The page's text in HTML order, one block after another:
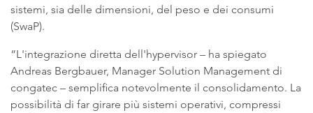
sistemi, sia delle dimensioni, del peso e dei consumi
(SwaP).
“L'integrazione diretta dell'hypervisor – ha spiegato
Andreas Bergbauer, Manager Solution Management di
congatec – semplifica notevolmente il consolidamento. La
possibilità di far girare più sistemi operativi, compressi